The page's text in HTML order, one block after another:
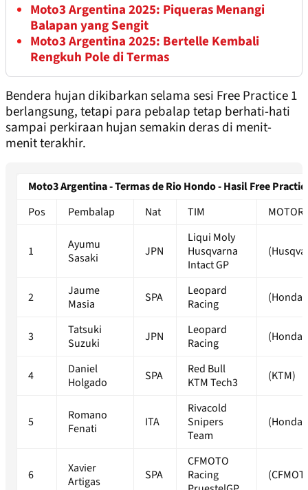
Moto3 Argentina 2025: Piqueras Menangi
Balapan yang Sengit
Moto3 Argentina 2025: Bertelle Kembali
Rengkuh Pole di Termas
Bendera hujan dikibarkan selama sesi Free Practice 1
berlangsung, tetapi para pebalap tetap berhati-hati
sampai perkiraan hujan semakin deras di menit-
menit terakhir.
Moto3 Argentina - Termas de Rio Hondo - Hasil Free
Pos
Pembalap Nat TIM MOTOR
1
Ayumu
Sasaki
JPN
Liqui Moly
Husqvarna
Intact GP
2
Jaume
Masia
SPA
Leopard
Racing
(Honda)
3
Tatsuki
Suzuki
JPN
Leopard
Racing
(Honda)
4
Daniel
Holgado
SPA
Red Bull
KTM Tech3
(KTM)
5
Romano
Fenati
ITA
Rivacold
Snipers
Team
(Honda)
6
Xavier
Artigas
SPA
CFMOTO
Racing